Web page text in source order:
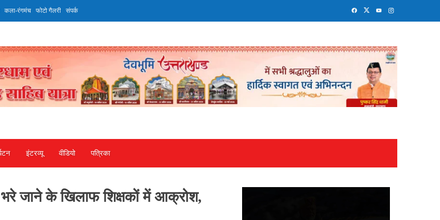
कला-रंगमंच फोटो गैलरी संपर्क
इंटरव्‍यू वीडियो पत्रिका
भरे जाने के खिलाफ शिक्षकों में आक्रोश,